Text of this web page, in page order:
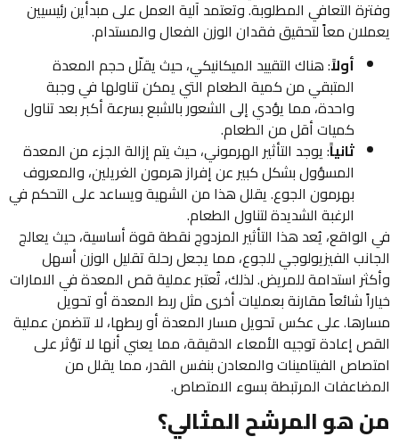
وفترة التعافي المطلوبة. وتعتمد آلية العمل على مبدأين رئيسيين
يعملان معاً لتحقيق فقدان الوزن الفعال والمستدام.
أولاً: هناك التقييد الميكانيكي، حيث يقلّل حجم المعدة
المتبقي من كمية الطعام التي يمكن تناولها في وجبة
واحدة، مما يؤدي إلى الشعور بالشبع بسرعة أكبر بعد تناول
كميات أقل من الطعام.
ثانياً: يوجد التأثير الهرموني، حيث يتم إزالة الجزء من المعدة
المسؤول بشكل كبير عن إفراز هرمون الغريلين، والمعروف
بهرمون الجوع. يقلل هذا من الشهية ويساعد على التحكم في
الرغبة الشديدة لتناول الطعام.
في الواقع، يُعد هذا التأثير المزدوج نقطة قوة أساسية، حيث يعالج
الجانب الفيزيولوجي للجوع، مما يجعل رحلة تقليل الوزن أسهل
وأكثر استدامة للمريض. لذلك، تُعتبر عملية قص المعدة في الامارات
خياراً شائعاً مقارنة بعمليات أخرى مثل ربط المعدة أو تحويل
مسارها. على عكس تحويل مسار المعدة أو ربطها، لا تتضمن عملية
القص إعادة توجيه الأمعاء الدقيقة، مما يعني أنها لا تؤثر على
امتصاص الفيتامينات والمعادن بنفس القدر، مما يقلل من
المضاعفات المرتبطة بسوء الامتصاص.
من هو المرشح المثالي؟